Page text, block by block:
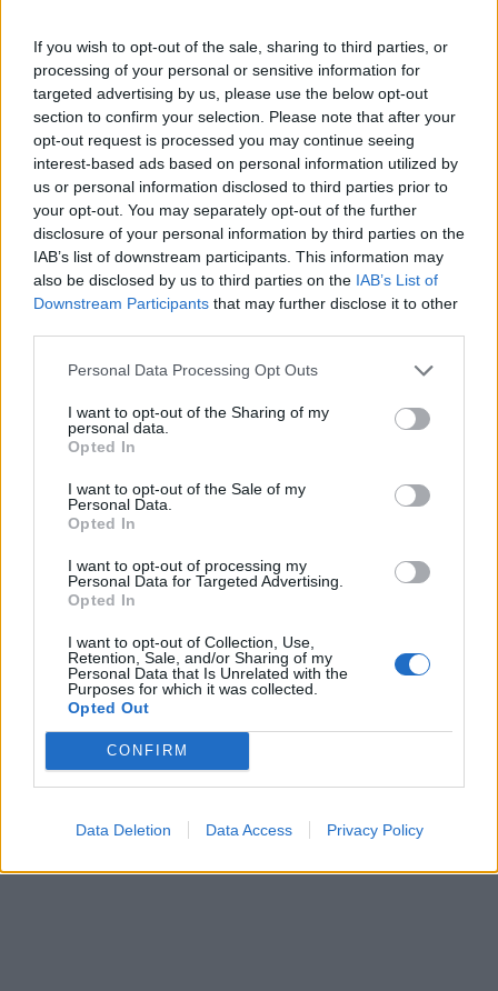
If you wish to opt-out of the sale, sharing to third parties, or
processing of your personal or sensitive information for
targeted advertising by us, please use the below opt-out
section to confirm your selection. Please note that after your
opt-out request is processed you may continue seeing
interest-based ads based on personal information utilized by
us or personal information disclosed to third parties prior to
your opt-out. You may separately opt-out of the further
disclosure of your personal information by third parties on the
IAB’s list of downstream participants. This information may
also be disclosed by us to third parties on the IAB’s List of
Downstream Participants that may further disclose it to other
Personal Data Processing Opt Outs
I want to opt-out of the Sharing of my
personal data.
Opted In
I want to opt-out of the Sale of my
Personal Data.
Opted In
I want to opt-out of processing my
Personal Data for Targeted Advertising.
Opted In
I want to opt-out of Collection, Use,
Retention, Sale, and/or Sharing of my
Personal Data that Is Unrelated with the
Purposes for which it was collected.
Opted Out
CONFIRM
Data Deletion Data Access Privacy Policy
τέσσερα έμβρυα, ένα από αυτά σταμάτησε να
αναπτύσσεται. Ενα άλλο όμως, χωρίστηκε σε
δίδυμα. Κι έτσι και πάλι ο αριθμός των παιδιών
που θα φέρει τελικά στον κόσμο, είναι
τέσσερα.